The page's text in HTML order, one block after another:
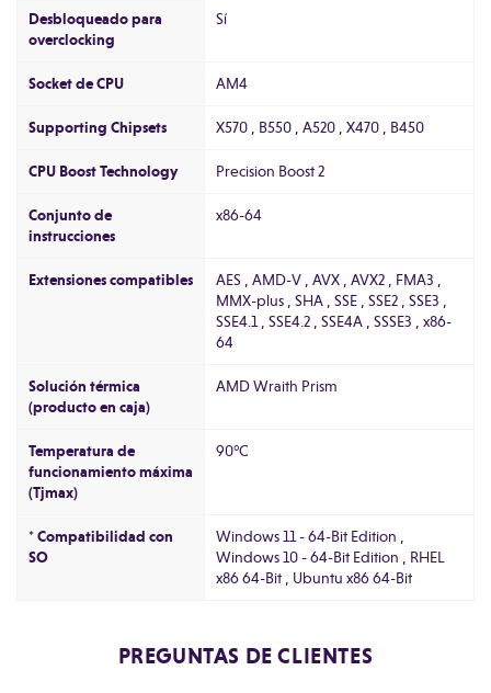
Desbloqueado para
overclocking
Sí
Socket de CPU AM4
Supporting Chipsets X570 , B550 , A520 , X470 , B450
CPU Boost Technology Precision Boost 2
Conjunto de
instrucciones
x86-64
Extensiones compatibles
AES , AMD-V , AVX , AVX2 , FMA3 ,
MMX-plus , SHA , SSE , SSE2 , SSE3 ,
SSE4.1 , SSE4.2 , SSE4A , SSSE3 , x86-
64
Solución térmica
(producto en caja)
AMD Wraith Prism
Temperatura de
funcionamiento máxima
(Tjmax)
90°C
* Compatibilidad con
SO
Windows 11 - 64-Bit Edition ,
Windows 10 - 64-Bit Edition , RHEL
x86 64-Bit , Ubuntu x86 64-Bit
PREGUNTAS DE CLIENTES